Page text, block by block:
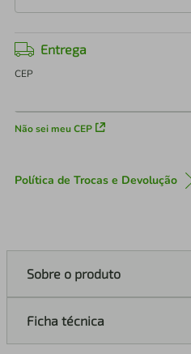
Entrega
CEP
Não sei meu CEP
Política de Trocas e Devolução
Sobre o produto
Ficha técnica